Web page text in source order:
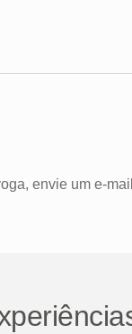
envie um e-